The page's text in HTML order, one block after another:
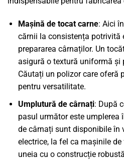
Mașină de tocat carne: Aici
cărnii la consistența potrivită
prepararea cârnaților. Un
asigură o textură uniformă și
Căutați un polizor care oferă
pentru versatilitate.
Umplutură de cârnați: După
pasul următor este umplerea
de cârnați sunt disponibile în
electrice, la fel ca mașinile
uneia cu o construcție